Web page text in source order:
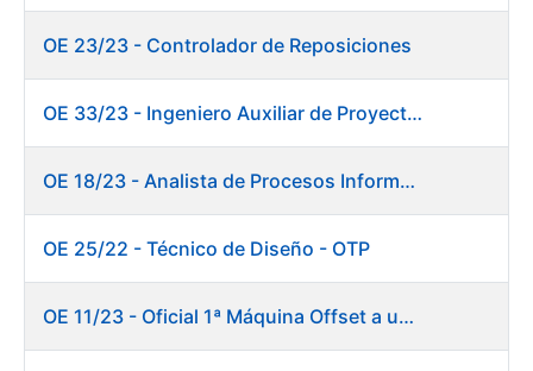
Mostrar/Ocultar
Mostrar/Ocultar
OE 23/23 - Controlador de Reposiciones
OE 33/23 - Ingeniero Auxiliar de Proyectos. Marketing
OE 18/23 - Analista de Procesos Informáticos
OE 25/22 - Técnico de Diseño - OTP
OE 11/23 - Oficial 1ª Máquina Offset a un color